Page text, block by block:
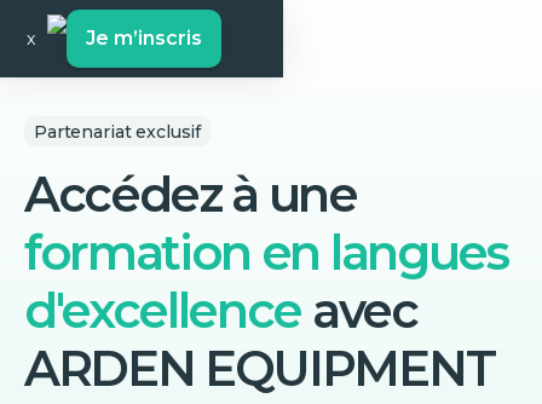
x Je m’inscris
Partenariat exclusif
Accédez à une
formation en langues
d'excellence avec
ARDEN EQUIPMENT